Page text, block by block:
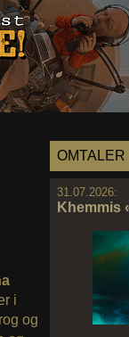
OMTALER
31.07.2026:
Khemmis
i
og